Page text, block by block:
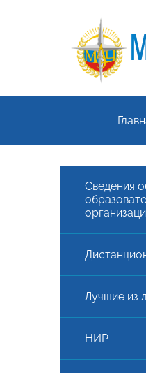
Сведения
Лучшие из
НИР